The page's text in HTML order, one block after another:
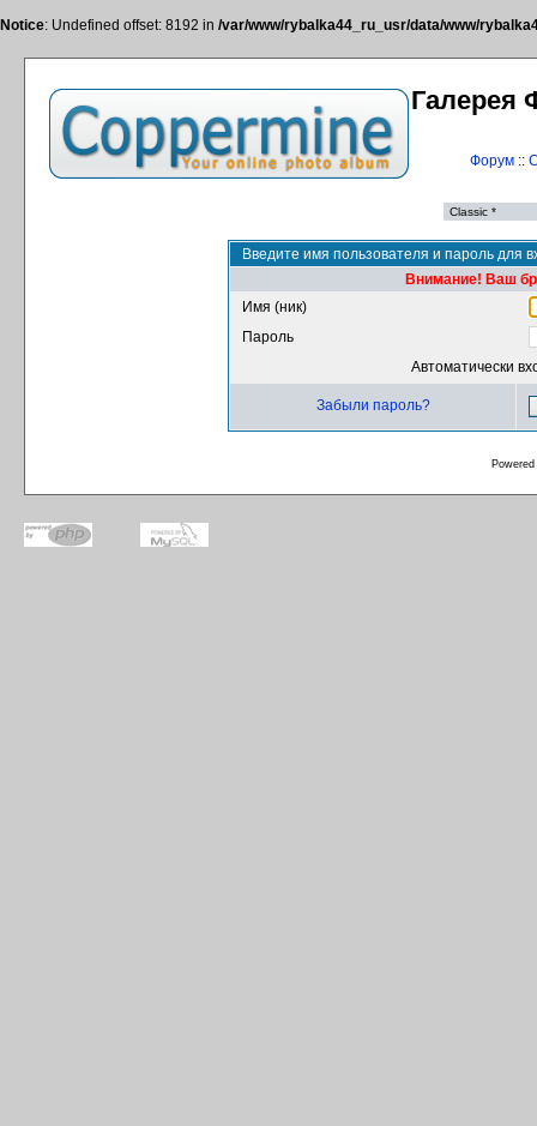
Notice: Undefined offset: 8192 in /var/www/rybalka44_ru_usr/data/www/
Галерея
Форум::
Введите имя пользователя и пароль для
Внимание! Ваш
Имя (ник)
Пароль
Автоматически
Забыли пароль?